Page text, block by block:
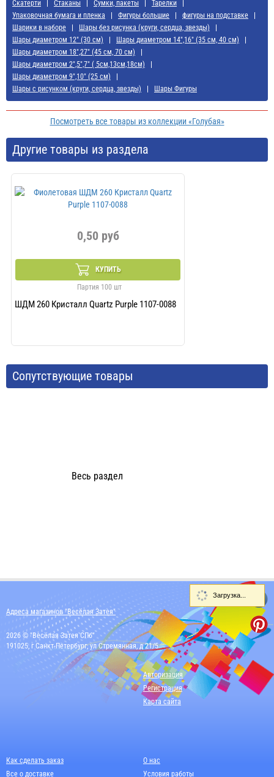
Скатерти
Стаканы Сумки, пакеты
Тарелки
Упаковочная бумага и пленка
Фигуры большие
фигуры на подставке
Шарики в наборе
Шары без рисунка (круги, сердца, звезды)
Шары диаметром 12" (30 см)
Шары диаметром 14",16" (35 см, 40 см)
Шары диаметром 18",27" (45 см, 70 см)
Шары диаметром 2",5",7" ( 5см,13см,18см)
Шары диаметром 9",10" (25 см)
Шары с рисунком (круги, сердца, звезды)
Шары Фигуры
Посмотреть все товары из коллекции «Голубая»
Другие товары из раздела
0,50 руб
Партия 100 шт
КУПИТЬ
ШДМ 260 Кристалл Quartz Purple 1107-0088
Сопутствующие товары
Весь раздел
Адреса магазинов "Весёлая Затея"
2026 © "Весёлая Затея СПб"
191025, г Санкт-Петербург, ул Стремянная, д 21/5
Авторизация
Регистрация
Карта сайта
Как сделать заказ
Все о доставке
О нас
Условия работы
Загрузка...